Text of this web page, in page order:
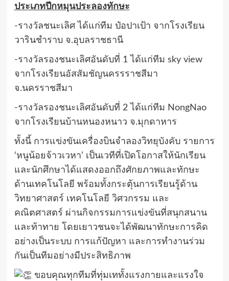
ประเภทปีกหมุนประลองทักษะ
-รางวัลชนะเลิศ ได้แก่ทีม ป๋อปาเป้า จากโรงเรียน
วารินชำราบ จ.อุบลราชธานี
-รางวัลรองชนะเลิศอันดับที่ 1 ได้แก่ทีม sky view
จากโรงเรียนอัสสัมชัญนครรราชสีมา
จ.นครราชสีมา
-รางวัลรองชนะเลิศอันดับที่ 2 ได้แก่ทีม NongNao
จากโรงเรียนบ้านหนองหนาว จ.มุกดาหาร
ทั้งนี้ การแข่งขันเครื่องบินจำลองวิทยุบังคับ รายการ
‘หนูน้อยจ้าวเวหา’ เป็นเวทีที่เปิดโอกาสให้นักเรียน
และนักศึกษาได้แสดงออกถึงศักยภาพและทักษะ
ด้านเทคโนโลยี พร้อมทั้งกระตุ้นการเรียนรู้ด้าน
วิทยาศาสตร์ เทคโนโลยี วิศวกรรม และ
คณิตศาสตร์ ผ่านกิจกรรมการแข่งขันที่สนุกสนาน
และท้าทาย โดยเยาวชนจะได้พัฒนาทักษะการคิด
อย่างเป็นระบบ การแก้ปัญหา และการทำงานร่วม
กันเป็นทีมอย่างมีประสิทธิภาพ
ขอบคุณทุกทีมที่ทุ่มเททั้งแรงกายและแรงใจ